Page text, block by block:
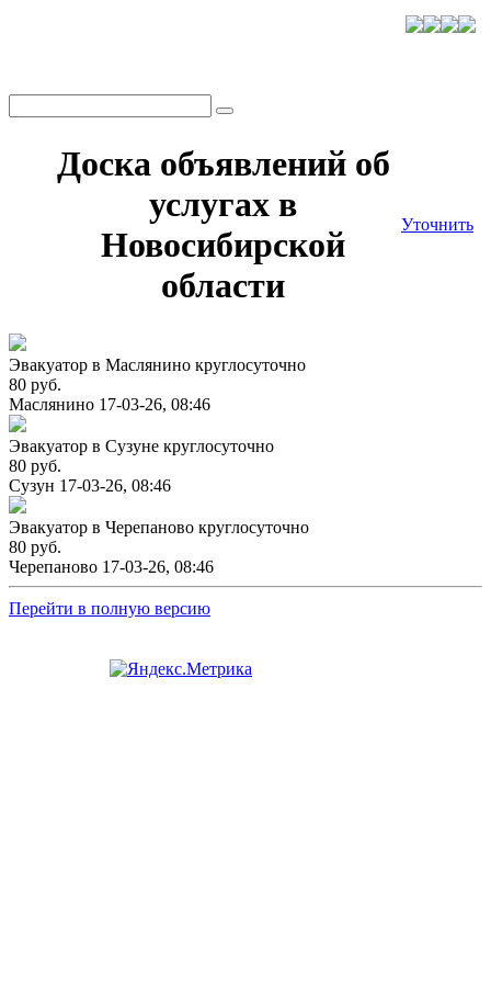
Доска объявлений об
услугах в
Новосибирской
области
Уточнить
Эвакуатор в Маслянино круглосуточно
80 руб.
Маслянино 17-03-26, 08:46
Эвакуатор в Сузуне круглосуточно
80 руб.
Сузун 17-03-26, 08:46
Эвакуатор в Черепаново круглосуточно
80 руб.
Черепаново 17-03-26, 08:46
Перейти в полную версию